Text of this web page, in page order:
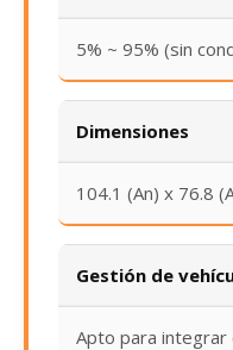
5% ~ 95% (sin
Dimensiones
104.1 (An) x 76.8
Gestión de
Apto para